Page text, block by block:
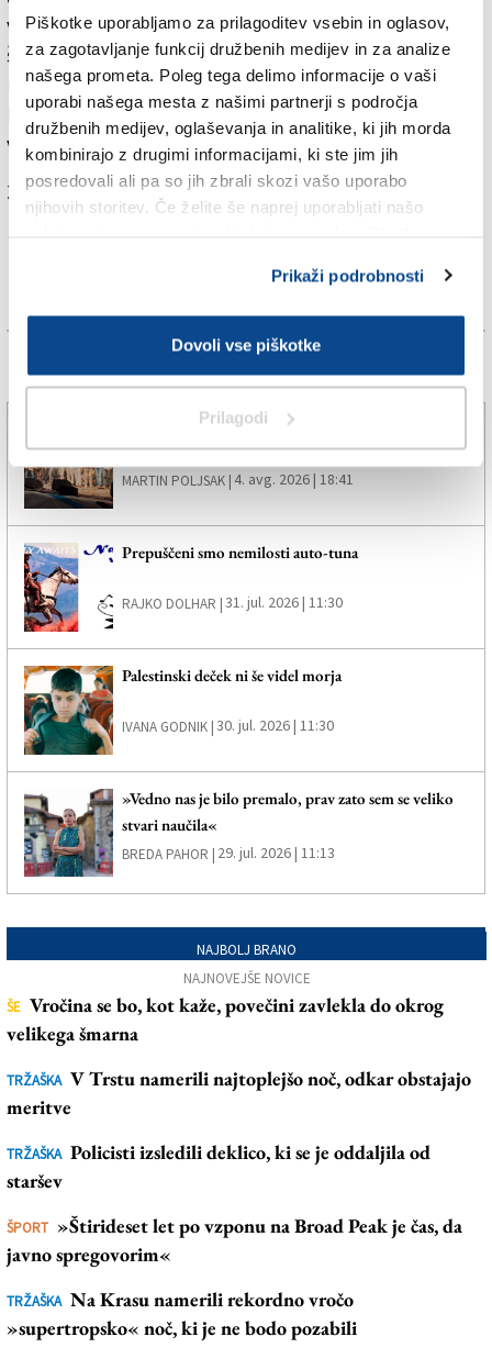
Piškotke uporabljamo za prilagoditev vsebin in oglasov,
za zagotavljanje funkcij družbenih medijev in za analize
našega prometa. Poleg tega delimo informacije o vaši
uporabi našega mesta z našimi partnerji s področja
družbenih medijev, oglaševanja in analitike, ki jih morda
kombinirajo z drugimi informacijami, ki ste jim jih
posredovali ali pa so jih zbrali skozi vašo uporabo
njihovih storitev. Če želite še naprej uporabljati našo
Prikaži podrobnosti
Dovoli vse piškotke
Prilagodi
vsakovrstnih izkušenj, je za svoj opus prejel veliko
število nagrad doma in tujini, med temi tudi oskarja
(za glasbo k Benignijevemu filmu La vita è bella), v
Franciji pa mu je ministrstvo za kulturo podelilo tudi
viteški naslov.
Za branje in pisanje komentarjevje potrebna prijava
Več novic
Brezmejni ritmi navdušili tržaško publiko
MARTIN POLJSAK | 4. avg. 2026 | 18:41
Prepuščeni smo nemilosti auto-tuna
RAJKO DOLHAR |31. jul. 2026 | 11:30
Palestinski deček ni še videl morja
IVANA GODNIK |30. jul. 2026 | 11:30
»Vedno nas je bilo premalo, prav zato sem se veliko
stvari naučila«
BREDA PAHOR | 29. jul. 2026 | 11:13
NAJBOLJ BRANO
NAJNOVEJŠE NOVICE
ŠE Vročina se bo, kot kaže, povečini zavlekla do okrog
velikega šmarna
TRŽAŠKA V Trstu namerili najtoplejšo noč, odkar obstajajo
meritve
TRŽAŠKA Policisti izsledili deklico, ki se je oddaljila od
staršev
ŠPORT »Štirideset let po vzponu na Broad Peak je čas, da
javno spregovorim«
TRŽAŠKA Na Krasu namerili rekordno vročo
»supertropsko« noč, ki je ne bodo pozabili